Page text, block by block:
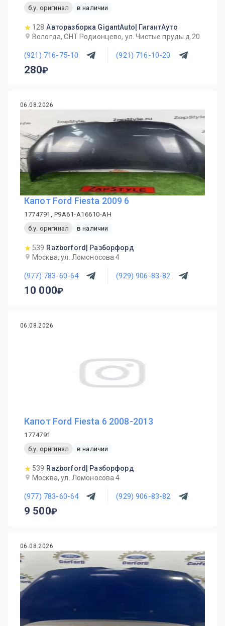
б.у. оригинал
в наличии
128 Авторазборка GigantAuto| ГигантАуто
Вологда, СНТ Родионцево, ул. Чистые пруды д.20
(921) 716-75-10 (921) 716-10-20
280
06.08.2026
Капот Ford Fiesta 2009 6
1774791, P9A61-A16610-AH
б.у. оригинал
в наличии
539 Razborford| Разборфорд
Москва, ул. Ломоносова 4
(977) 783-60-64 (929) 906-83-82
10 000
06.08.2026
Капот Ford Fiesta 6 2008-2013
1774791
б.у. оригинал
в наличии
539 Razborford| Разборфорд
Москва, ул. Ломоносова 4
(977) 783-60-64 (929) 906-83-82
9 500
06.08.2026